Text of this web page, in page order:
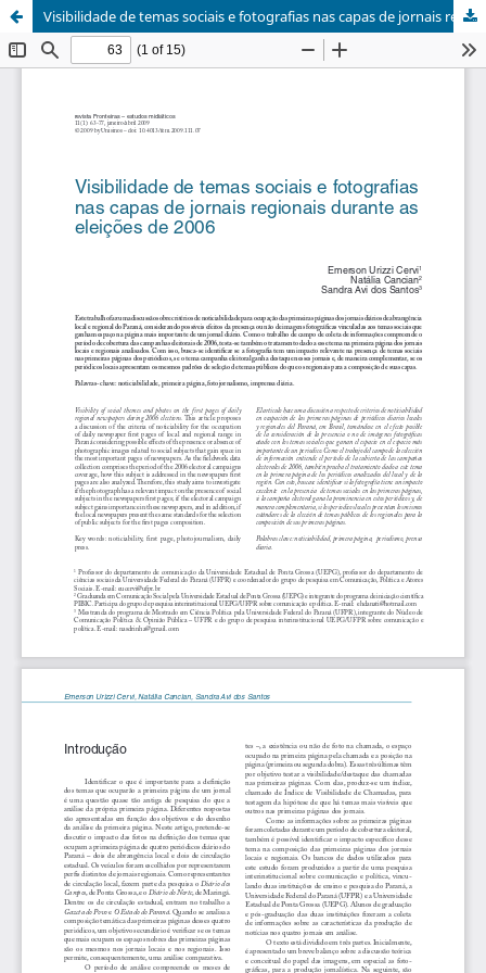
Visibilidade de temas sociais e fotografias nas capas de jornais regionais durante as eleições de 2006